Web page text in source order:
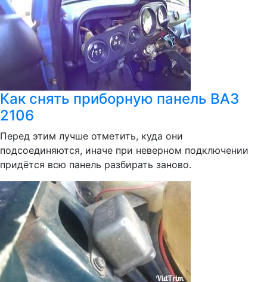
Как снять приборную панель ВАЗ
2106
Перед этим лучше отметить, куда они
подсоединяются, иначе при неверном подключении
придётся всю панель разбирать заново.